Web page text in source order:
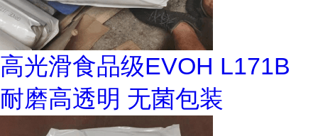
高光滑食品级EVOH L171B
耐磨高透明 无菌包装